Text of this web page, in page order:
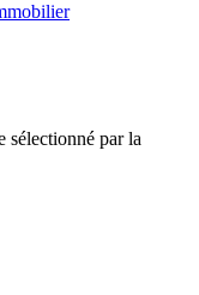
sélectionné par la